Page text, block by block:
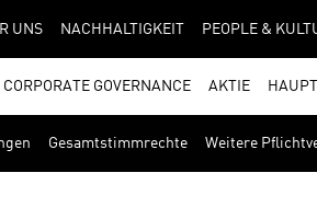
UNS NACHHALTIGKEIT PEOPLE &
CORPORATE GOVERNANCE AKTIE
Gesamtstimmrechte Weitere